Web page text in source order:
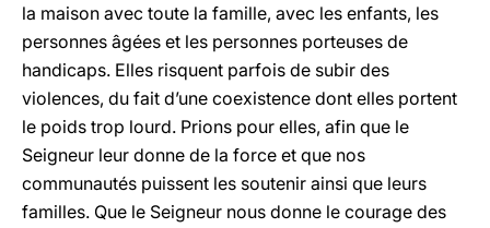
la maison avec toute la famille, avec les enfants, les
personnes âgées et les personnes porteuses de
handicaps. Elles risquent parfois de subir des
violences, du fait d’une coexistence dont elles portent
le poids trop lourd. Prions pour elles, afin que le
Seigneur leur donne de la force et que nos
communautés puissent les soutenir ainsi que leurs
familles. Que le Seigneur nous donne le courage des